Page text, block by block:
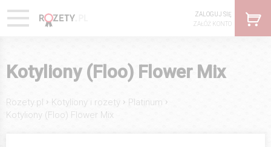
ZALOGUJ SIĘ
ZAŁÓŻ KONTO
Kotyliony (Floo) Flower Mix
Rozety.pl › Kotyliony i rozety › Platinum ›
Kotyliony (Floo) Flower Mix